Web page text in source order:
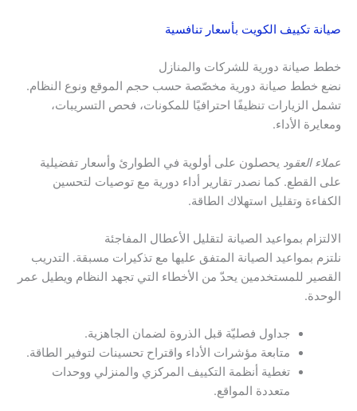
صيانة تكييف الكويت بأسعار تنافسية
خطط صيانة دورية للشركات والمنازل
نضع خطط صيانة دورية مخصّصة حسب حجم الموقع ونوع النظام.
تشمل الزيارات تنظيفًا احترافيًا للمكونات، فحص التسريبات،
ومعايرة الأداء.
عملاء العقود يحصلون على أولوية في الطوارئ وأسعار تفضيلية
على القطع. كما نصدر تقارير أداء دورية مع توصيات لتحسين
الكفاءة وتقليل استهلاك الطاقة.
الالتزام بمواعيد الصيانة لتقليل الأعطال المفاجئة
نلتزم بمواعيد الصيانة المتفق عليها مع تذكيرات مسبقة. التدريب
القصير للمستخدمين يحدّ من الأخطاء التي تجهد النظام ويطيل عمر
الوحدة.
جداول فصليّة قبل الذروة لضمان الجاهزية.
متابعة مؤشرات الأداء واقتراح تحسينات لتوفير الطاقة.
تغطية أنظمة التكييف المركزي والمنزلي ووحدات
متعددة المواقع.